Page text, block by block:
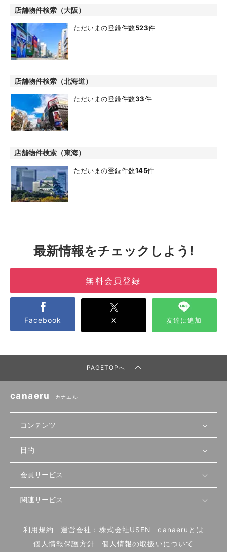
店舗物件検索（大阪）
ただいまの登録件数523件
店舗物件検索（北海道）
ただいまの登録件数33件
店舗物件検索（東海）
ただいまの登録件数145件
最新情報をチェックしよう!
無料会員登録
Facebook X 友達に追加
PAGETOPへ
canaeru カナエル
コンテンツ
無料開業相談
セミナー情報
セミナー動画
物件を探す
首都圏
北海道
先輩開業者の声
開業・経営に関する記事
目的
店舗運営
物件
内装・設備
食材・仕入れ
会員サービス
会員登録
ログイン
関連サービス
飲食店サクセスガイド（外部サイト）
利用規約 運営会社：株式会社USEN
canaeruとは
個人情報保護方針
個人情報の取扱いについて